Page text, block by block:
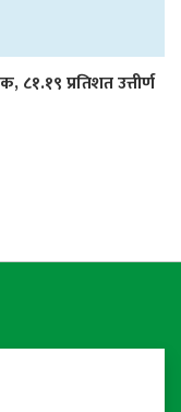
८१.१९ प्रतिशत उत्तीर्ण